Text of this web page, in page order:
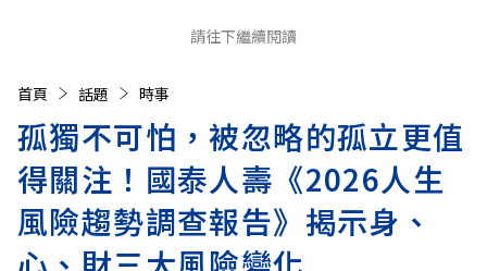
請往下繼續閱讀
首頁 話題 時事
孤獨不可怕，被忽略的孤立更值
得關注！國泰人壽《2026人生
風險趨勢調查報告》揭示身、